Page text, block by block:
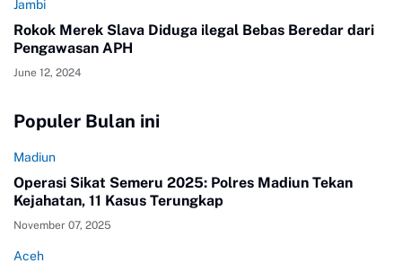
Jambi
Rokok Merek Slava Diduga ilegal Bebas Beredar dari
Pengawasan APH
June 12, 2024
Populer Bulan ini
Madiun
Operasi Sikat Semeru 2025: Polres Madiun Tekan
Kejahatan, 11 Kasus Terungkap
November 07, 2025
Aceh